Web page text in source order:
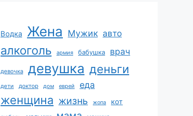
Водка Жена Мужик авто
алкоголь армия бабушка врач
девочка девушка деньги
дети доктор дом еврей еда
женщина жизнь жопа кот